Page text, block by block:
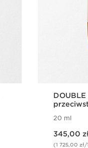
DOUBLE
okolic
20 ml
345,00
(1 725,00